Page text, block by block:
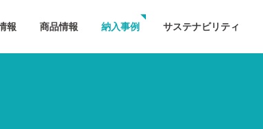
報 商品情報 納入事例 サステナビリティ